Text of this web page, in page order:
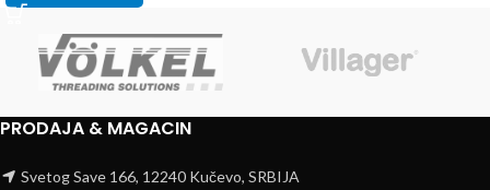
PRODAJA & MAGACIN
Svetog Save 166, 12240 Kučevo, SRBIJA